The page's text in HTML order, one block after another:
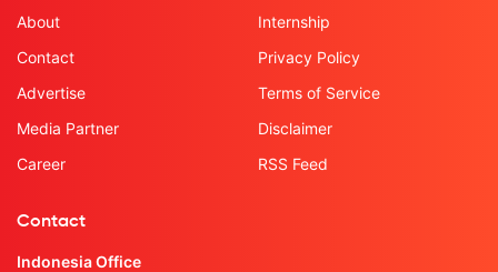
About
Contact
Advertise
Media Partner
Career
Internship
Privacy Policy
Terms of Service
Disclaimer
RSS Feed
Contact
Indonesia Office